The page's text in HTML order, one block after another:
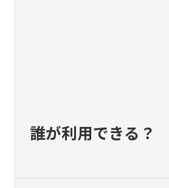
誰が利用できる？